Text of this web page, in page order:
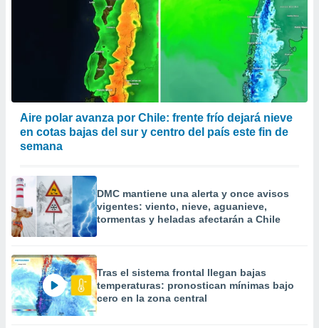
Aire polar avanza por Chile: frente frío dejará nieve
en cotas bajas del sur y centro del país este fin de
semana
DMC mantiene una alerta y once avisos
vigentes: viento, nieve, aguanieve,
tormentas y heladas afectarán a Chile
Tras el sistema frontal llegan bajas
temperaturas: pronostican mínimas bajo
cero en la zona central